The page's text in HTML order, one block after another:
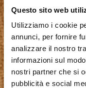
Questo sito web
Utilizziamo i cookie
annunci, per fornire
analizzare il nostro
informazioni sul
nostri partner che si
pubblicità e social